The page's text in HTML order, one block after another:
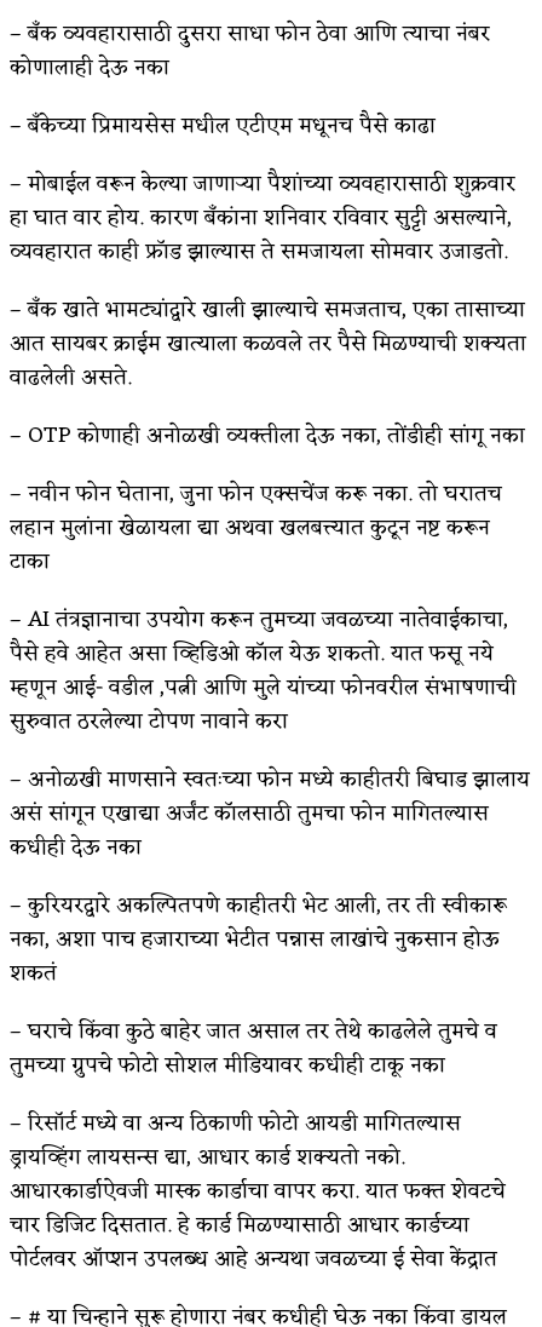
– बँक व्यवहारासाठी दुसरा साधा फोन ठेवा आणि त्याचा नंबर
कोणालाही देऊ नका
– बँकेच्या प्रिमायसेस मधील एटीएम मधूनच पैसे काढा
– मोबाईल वरून केल्या जाणाऱ्या पैशांच्या व्यवहारासाठी शुक्रवार
हा घात वार होय.‌ कारण बँकांना शनिवार रविवार सुट्टी असल्याने,
व्यवहारात काही फ्रॉड झाल्यास ते समजायला सोमवार उजाडतो.
– बँक खाते भामट्यांद्वारे खाली झाल्याचे समजताच, एका तासाच्या
आत सायबर क्राईम खात्याला कळवले तर पैसे मिळण्याची शक्यता
वाढलेली असते.‌
– OTP कोणाही अनोळखी व्यक्तीला देऊ नका, तोंडीही सांगू नका
– नवीन फोन घेताना, जुना फोन एक्सचेंज करू नका. तो घरातच
लहान मुलांना खेळायला द्या अथवा खलबत्त्यात कुटून नष्ट करून
टाका
– AI तंत्रज्ञानाचा उपयोग करून तुमच्या जवळच्या नातेवाईकाचा,
पैसे हवे आहेत असा व्हिडिओ कॉल येऊ शकतो. यात फसू नये
म्हणून आई- वडील ,पत्नी आणि मुले यांच्या फोनवरील संभाषणाची
सुरुवात ठरलेल्या टोपण नावाने करा
– अनोळखी माणसाने स्वतःच्या फोन मध्ये काहीतरी बिघाड झालाय
असं सांगून एखाद्या अर्जंट कॉलसाठी तुमचा फोन मागितल्यास
कधीही देऊ नका
– कुरियरद्वारे अकल्पितपणे काहीतरी भेट आली, तर ती स्वीकारू
नका, अशा पाच हजाराच्या भेटीत पन्नास लाखांचे नुकसान होऊ
शकतं
– घराचे किंवा कुठे बाहेर जात असाल तर तेथे काढलेले तुमचे व
तुमच्या ग्रुपचे फोटो सोशल मीडियावर कधीही टाकू नका
– रिसॉर्ट मध्ये वा अन्य ठिकाणी फोटो आयडी मागितल्यास
ड्रायव्हिंग लायसन्स द्या, आधार कार्ड शक्यतो नको.
आधारकार्डाऐवजी मास्क कार्डाचा वापर करा. यात फक्त शेवटचे
चार डिजिट दिसतात. हे कार्ड मिळण्यासाठी आधार कार्डच्या
पोर्टलवर ऑप्शन उपलब्ध आहे अन्यथा जवळच्या ई सेवा केंद्रात
– # या चिन्हाने सुरू होणारा नंबर कधीही घेऊ नका किंवा डायल